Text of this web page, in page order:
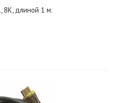
8K, длиной 1 м.